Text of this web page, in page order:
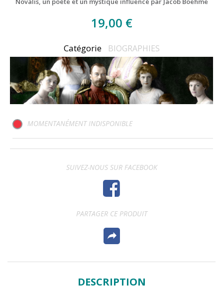
19,00 €
Catégorie BIOGRAPHIES
MOMENTANÉMENT INDISPONIBLE
SUIVEZ-NOUS SUR FACEBOOK
PARTAGER CE PRODUIT
DESCRIPTION